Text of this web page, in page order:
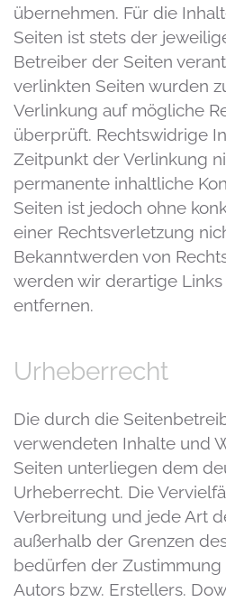
übernehmen. Für die
Seiten ist stets der
Betreiber der Seiten
verlinkten Seiten wurden
Verlinkung auf mögliche
überprüft. Rechtswidrige
Zeitpunkt der Verlinkung
permanente inhaltliche
Seiten ist jedoch ohne
einer Rechtsverletzung
Bekanntwerden von
werden wir derartige
entfernen.
Urheberrecht
Die durch die
verwendeten Inhalte und
Seiten unterliegen dem
Urheberrecht. Die
Verbreitung und jede Art
außerhalb der Grenzen
bedürfen der Zustimmung
Autors bzw. Erstellers.